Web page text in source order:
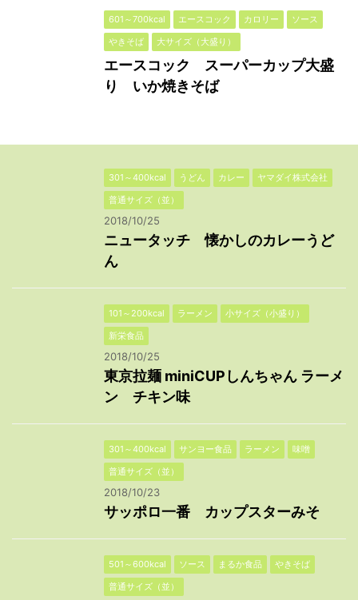
601～700kcal エースコック カロリー
ソース
やきそば
大サイズ（大盛り）
エースコック スーパーカップ大盛
り いか焼きそば
301～400kcal うどん カレー
ヤマダイ株式会社
普通サイズ（並）
2018/10/25
ニュータッチ 懐かしのカレーうど
ん
101～200kcal ラーメン
小サイズ（小盛り）
新栄食品
2018/10/25
東京拉麺 miniCUPしんちゃん ラーメ
ン チキン味
301～400kcal サンヨー食品 ラーメン
味噌
普通サイズ（並）
2018/10/23
サッポロ一番 カップスターみそ
501～600kcal ソース まるか食品
やきそば
普通サイズ（並）